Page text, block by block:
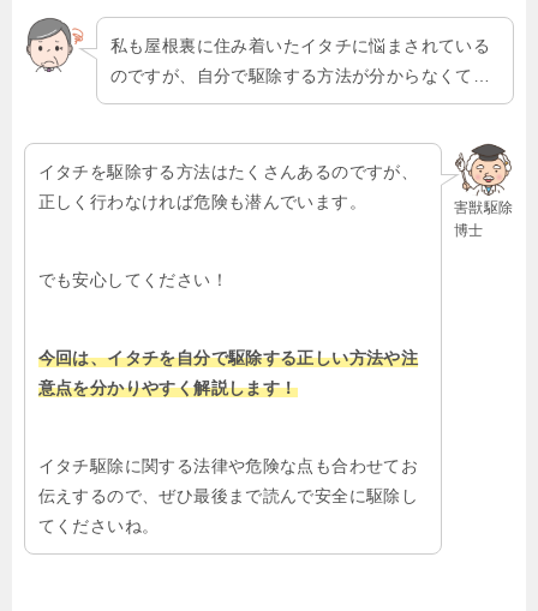
私も屋根裏に住み着いたイタチに悩まされている
のですが、自分で駆除する方法が分からなくて…
害獣駆除
博士
イタチを駆除する方法はたくさんあるのですが、
正しく行わなければ危険も潜んでいます。
でも安心してください！
今回は、イタチを自分で駆除する正しい方法や注
意点を分かりやすく解説します！
イタチ駆除に関する法律や危険な点も合わせてお
伝えするので、ぜひ最後まで読んで安全に駆除し
てくださいね。